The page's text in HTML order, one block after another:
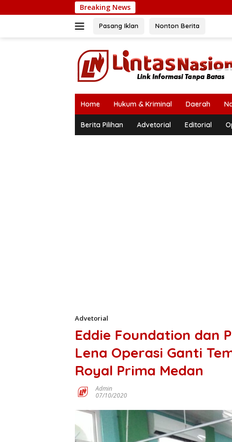
ke
Breaking News Andrie
Pasang Iklan Nonton Berita
Home Hukum & Kriminal Daerah
Berita Pilihan Advetorial Editorial
Advetorial
Eddie Foundation dan
Lena Operasi Ganti
Royal Prima Medan
Admin
07/10/2020